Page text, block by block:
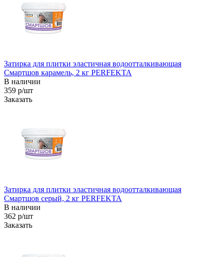
Затирка для плитки эластичная водоотталкивающая
Смартшов карамель, 2 кг PERFEKTA
В наличии
359 р/шт
Заказать
Затирка для плитки эластичная водоотталкивающая
Смартшов серый, 2 кг PERFEKTA
В наличии
362 р/шт
Заказать